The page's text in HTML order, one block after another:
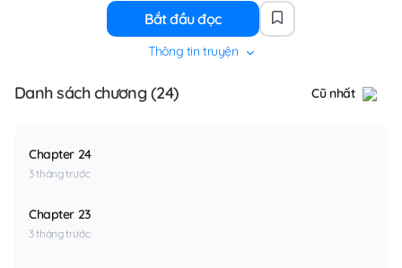
Bắt đầu đọc
Thông tin truyện
Danh sách chương (24) Cũ nhất
Chapter 24
3 tháng trước
Chapter 23
3 tháng trước